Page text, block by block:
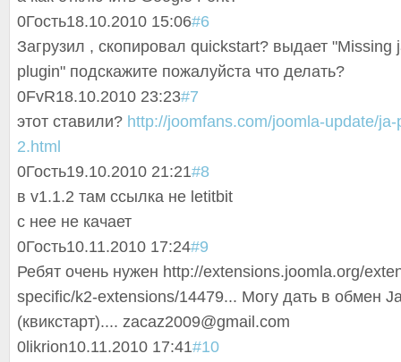
0Гость18.10.2010 15:06#6
Загрузил , скопировал quickstart? выдает "Missing
plugin" подскажите пожалуйста что делать?
0FvR18.10.2010 23:23#7
этот ставили? http://joomfans.com/joomla-update/
2.html
0Гость19.10.2010 21:21#8
в v1.1.2 там ссылка не letitbit
c нее не качает
0Гость10.11.2010 17:24#9
Ребят очень нужен http://extensions.joomla.org/
specific/k2-extensions/14479... Могу дать в обмен
(квикстарт).... zacaz2009@gmail .com
0 likrion10.11.2010 17:41#10